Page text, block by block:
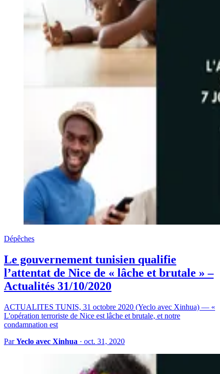
Dépêches
Le gouvernement tunisien qualifie
l’attentat de Nice de « lâche et brutale » –
Actualités 31/10/2020
ACTUALITES TUNIS, 31 octobre 2020 (Yeclo avec Xinhua) — «
L'opération terroriste de Nice est lâche et brutale, et notre
condamnation est
ParYeclo avec Xinhua · oct. 31, 2020